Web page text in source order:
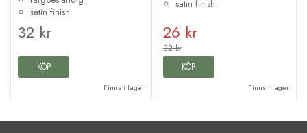
satin finish
32 kr
KÖP
Finns i lager
satin finish
26 kr
32 kr
KÖP
Finns i lager